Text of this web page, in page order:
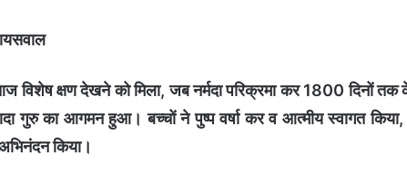
विशेष क्षण देखने को मिला, जब नर्मदा परिक्रमा कर 1800 दिनों तक
गुरु का आगमन हुआ। बच्चों ने पुष्प वर्षा कर व आत्मीय स्वागत किया,
किया।